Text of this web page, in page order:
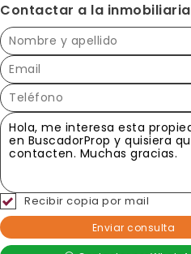
Contactar a la inmobiliaria
Recibir copia por mail